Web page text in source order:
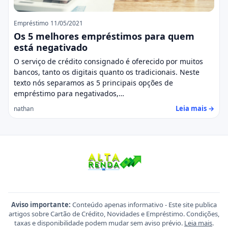
Empréstimo 11/05/2021
Os 5 melhores empréstimos para quem
está negativado
O serviço de crédito consignado é oferecido por muitos
bancos, tanto os digitais quanto os tradicionais. Neste
texto nós separamos as 5 principais opções de
empréstimo para negativados,…
nathan Leia mais →
Aviso importante: Conteúdo apenas informativo - Este site publica
artigos sobre Cartão de Crédito, Novidades e Empréstimo. Condições,
taxas e disponibilidade podem mudar sem aviso prévio. Leia mais.